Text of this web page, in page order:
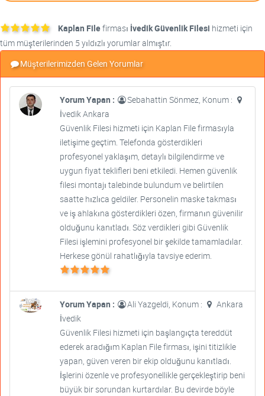
Kaplan Filefirması İvedik Güvenlik Filesi hizmeti için
tüm müşterilerinden 5 yıldızlı yorumlar almıştır.
Müşterilerimizden Gelen Yorumlar
Yorum Yapan :
Sebahattin Sönmez, Konum :
İvedik Ankara
Güvenlik Filesi hizmeti için Kaplan File firmasıyla
iletişime geçtim. Telefonda gösterdikleri
profesyonel yaklaşım, detaylı bilgilendirme ve
uygun fiyat teklifleri beni etkiledi. Hemen güvenlik
filesi montajı talebinde bulundum ve belirtilen
saatte hızlıca geldiler. Personelin maske takması
ve iş ahlakına gösterdikleri özen, firmanın güvenilir
olduğunu kanıtladı. Söz verdikleri gibi Güvenlik
Filesi işlemini profesyonel bir şekilde tamamladılar.
Herkese gönül rahatlığıyla tavsiye ederim.
Yorum Yapan : Ali Yazgeldi, Konum :
Ankara
İvedik
Güvenlik Filesi hizmeti için başlangıçta tereddüt
ederek aradığım Kaplan File firması, işini titizlikle
yapan, güven veren bir ekip olduğunu kanıtladı.
İşlerini özenle ve profesyonellikle gerçekleştirip beni
büyük bir sorundan kurtardılar. Bu devirde böyle